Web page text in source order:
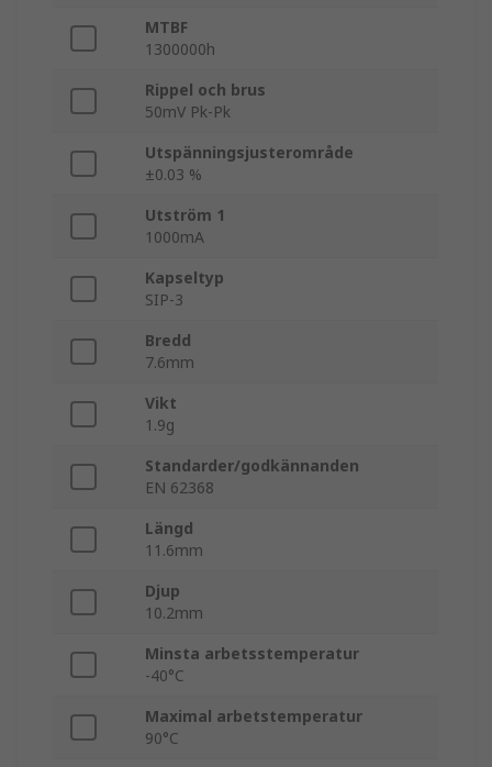
MTBF
1300000h
Rippel och brus
50mV Pk-Pk
Utspänningsjusterområde
±0.03 %
Utström 1
1000mA
Kapseltyp
SIP-3
Bredd
7.6mm
Vikt
1.9g
Standarder/godkännanden
EN 62368
Längd
11.6mm
Djup
10.2mm
Minsta arbetsstemperatur
-40°C
Maximal arbetstemperatur
90°C